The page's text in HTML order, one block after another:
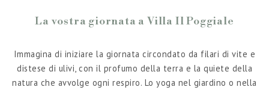
La vostra giornata a Villa Il Poggiale
Immagina di iniziare la giornata circondato da filari di vite e
distese di ulivi, con il profumo della terra e la quiete della
natura che avvolge ogni respiro. Lo yoga nel giardino o nella